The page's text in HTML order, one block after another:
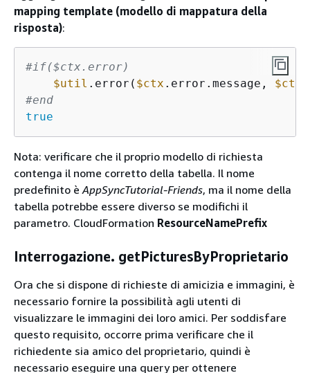
mapping template (modello di mappatura della
risposta):
#if($ctx.error)
$util .error( $ctx .error.message, $ctx
#end
true
Nota: verificare che il proprio modello di richiesta
contenga il nome corretto della tabella. Il nome
predefinito èAppSyncTutorial-Friends, ma il nome della
tabella potrebbe essere diverso se modifichi il
parametro. CloudFormation ResourceNamePrefix
Interrogazione. getPicturesByProprietario
Ora che si dispone di richieste di amicizia e immagini, è
necessario fornire la possibilità agli utenti di
visualizzare le immagini dei loro amici. Per soddisfare
questo requisito, occorre prima verificare che il
richiedente sia amico del proprietario, quindi è
necessario eseguire una query per ottenere